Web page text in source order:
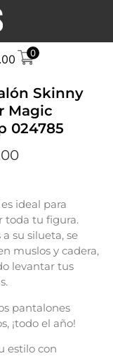
0
Skinny
Magic
024785
ideal para
toda tu figura.
a su silueta, se
muslos y cadera,
levantar tus
pantalones
¡todo el año!
estilo con